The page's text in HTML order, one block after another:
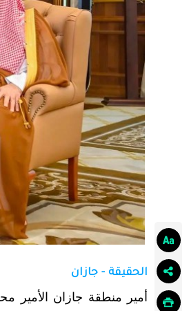
الحقيقة - جازان
أمير منطقة جازان الأمير